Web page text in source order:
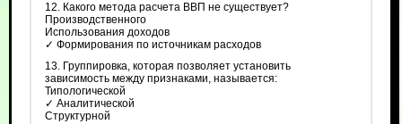
12. Какого метода расчета ВВП не существует?
Производственного
Использования доходов
✓ Формирования по источникам расходов
13. Группировка, которая позволяет установить
зависимость между признаками, называется:
Типологической
✓ Аналитической
Структурной